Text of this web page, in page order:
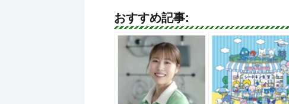
おすすめ記事: